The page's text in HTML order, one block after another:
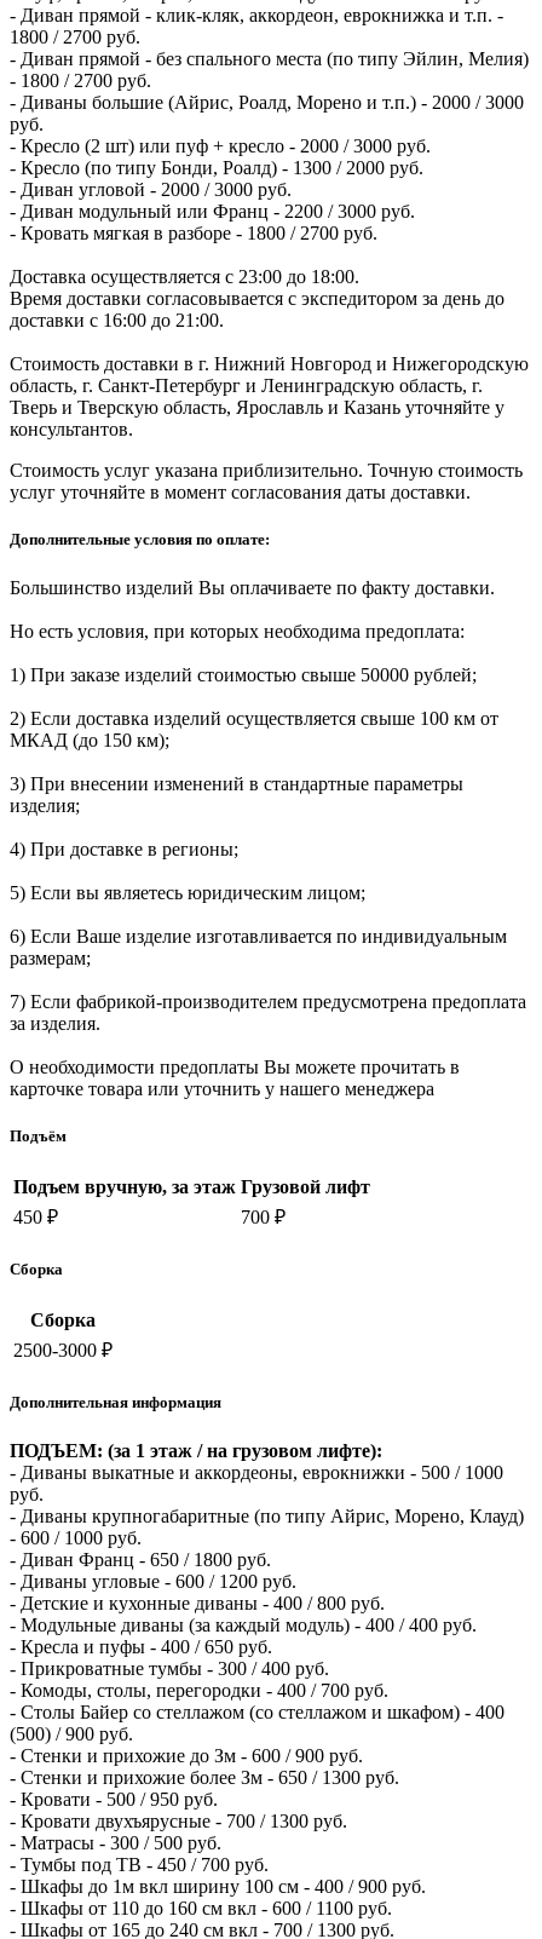
- Диван прямой - клик-кляк, аккордеон, еврокнижка и т.п. -
1800 / 2700 руб.
- Диван прямой - без спального места (по типу Эйлин, Мелия)
- 1800 / 2700 руб.
- Диваны большие (Айрис, Роалд, Морено и т.п.) - 2000 / 3000
руб.
- Кресло (2 шт) или пуф + кресло - 2000 / 3000 руб.
- Кресло (по типу Бонди, Роалд) - 1300 / 2000 руб.
- Диван угловой - 2000 / 3000 руб.
- Диван модульный или Франц - 2200 / 3000 руб.
- Кровать мягкая в разборе - 1800 / 2700 руб.
Доставка осуществляется с 23:00 до 18:00.
Время доставки согласовывается с экспедитором за день до
доставки с 16:00 до 21:00.
Стоимость доставки в г. Нижний Новгород и Нижегородскую
область, г. Санкт-Петербург и Ленинградскую область, г.
Тверь и Тверскую область, Ярославль и Казань уточняйте у
консультантов.
Стоимость услуг указана приблизительно. Точную стоимость
услуг уточняйте в момент согласования даты доставки.
Дополнительные условия по оплате:
Большинство изделий Вы оплачиваете по факту доставки.
Но есть условия, при которых необходима предоплата:
1) При заказе изделий стоимостью свыше 50000 рублей;
2) Если доставка изделий осуществляется свыше 100 км от
МКАД (до 150 км);
3) При внесении изменений в стандартные параметры
изделия;
4) При доставке в регионы;
5) Если вы являетесь юридическим лицом;
6) Если Ваше изделие изготавливается по индивидуальным
размерам;
7) Если фабрикой-производителем предусмотрена предоплата
за изделия.
О необходимости предоплаты Вы можете прочитать в
карточке товара или уточнить у нашего менеджера
Подъём
Подъем вручную, за этаж Грузовой лифт
450 ₽
700 ₽
Сборка
Сборка
2500-3000 ₽
Дополнительная информация
ПОДЪЕМ: (за 1 этаж / на грузовом лифте):
- Диваны выкатные и аккордеоны, еврокнижки - 500 / 1000
руб.
- Диваны крупногабаритные (по типу Айрис, Морено, Клауд)
- 600 / 1000 руб.
- Диван Франц - 650 / 1800 руб.
- Диваны угловые - 600 / 1200 руб.
- Детские и кухонные диваны - 400 / 800 руб.
- Модульные диваны (за каждый модуль) - 400 / 400 руб.
- Кресла и пуфы - 400 / 650 руб.
- Прикроватные тумбы - 300 / 400 руб.
- Комоды, столы, перегородки - 400 / 700 руб.
- Столы Байер со стеллажом (со стеллажом и шкафом) - 400
(500) / 900 руб.
- Стенки и прихожие до Зм - 600 / 900 руб.
- Стенки и прихожие более Зм - 650 / 1300 руб.
- Кровати - 500 / 950 руб.
- Кровати двухъярусные - 700 / 1300 руб.
- Матрасы - 300 / 500 руб.
- Тумбы под ТВ - 450 / 700 руб.
- Шкафы до 1м вкл ширину 100 см - 400 / 900 руб.
- Шкафы от 110 до 160 см вкл - 600 / 1100 руб.
- Шкафы от 165 до 240 см вкл - 700 / 1300 руб.